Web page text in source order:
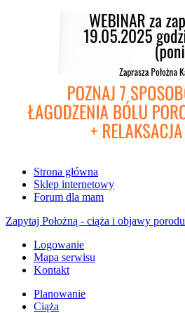
Strona główna
Sklep internetowy
Forum dla mam
Zapytaj Położną - ciąża i objawy porodu
Logowanie
Mapa serwisu
Kontakt
Planowanie
Ciąża